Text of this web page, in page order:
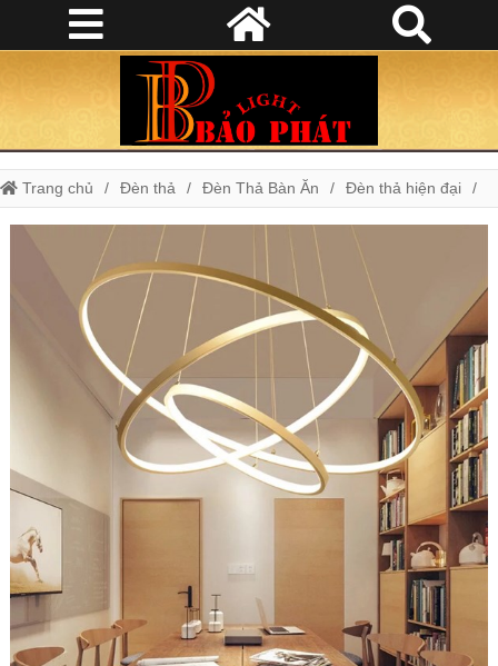
Trang chủ Đèn thả Đèn Thả Bàn Ăn Đèn thả hiện đại
Đèn Thả Phòng Khách Đèn thả hiện đại 3 vòng vàng